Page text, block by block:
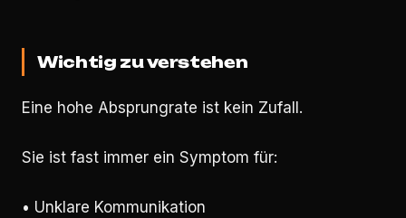
Wichtig zu verstehen
Eine hohe Absprungrate ist kein Zufall.
Sie ist fast immer ein Symptom für:
• Unklare Kommunikation